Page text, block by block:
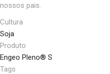
nossos pais.
Cultura
Soja
Produto
Engeo Pleno® S
Tags